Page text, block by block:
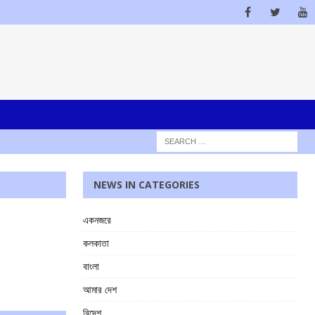
NEWS IN CATEGORIES
একনজরে
কলকাতা
বাংলা
আমার দেশ